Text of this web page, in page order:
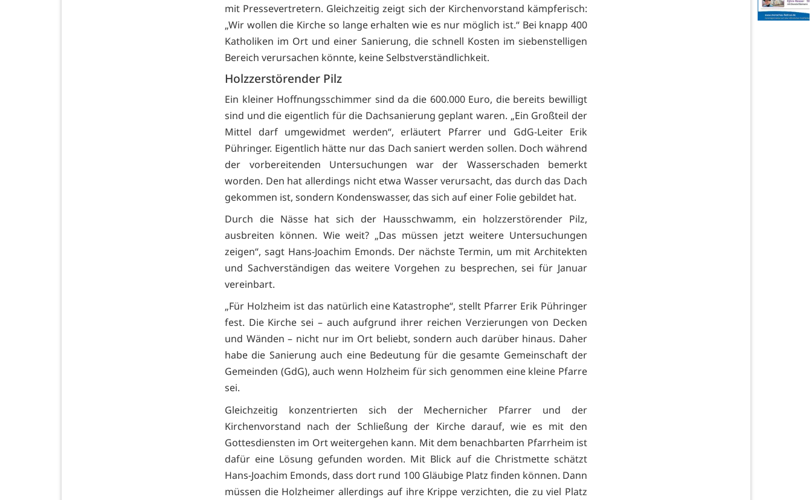
mit Pressevertretern. Gleichzeitig zeigt sich der Kirchenvorstand kämpferisch:
„Wir wollen die Kirche so lange erhalten wie es nur möglich ist.“ Bei knapp 400
Katholiken im Ort und einer Sanierung, die schnell Kosten im siebenstelligen
Bereich verursachen könnte, keine Selbstverständlichkeit.
Holzzerstörender Pilz
Ein kleiner Hoffnungsschimmer sind da die 600.000 Euro, die bereits bewilligt
sind und die eigentlich für die Dachsanierung geplant waren. „Ein Großteil der
Mittel darf umgewidmet werden“, erläutert Pfarrer und GdG-Leiter Erik
Pühringer. Eigentlich hätte nur das Dach saniert werden sollen. Doch während
der vorbereitenden Untersuchungen war der Wasserschaden bemerkt
worden. Den hat allerdings nicht etwa Wasser verursacht, das durch das Dach
gekommen ist, sondern Kondenswasser, das sich auf einer Folie gebildet hat.
Durch die Nässe hat sich der Hausschwamm, ein holzzerstörender Pilz,
ausbreiten können. Wie weit? „Das müssen jetzt weitere Untersuchungen
zeigen“, sagt Hans-Joachim Emonds. Der nächste Termin, um mit Architekten
und Sachverständigen das weitere Vorgehen zu besprechen, sei für Januar
vereinbart.
„Für Holzheim ist das natürlich eine Katastrophe“, stellt Pfarrer Erik Pühringer
fest. Die Kirche sei – auch aufgrund ihrer reichen Verzierungen von Decken
und Wänden – nicht nur im Ort beliebt, sondern auch darüber hinaus. Daher
habe die Sanierung auch eine Bedeutung für die gesamte Gemeinschaft der
Gemeinden (GdG), auch wenn Holzheim für sich genommen eine kleine Pfarre
sei.
Gleichzeitig konzentrierten sich der Mechernicher Pfarrer und der
Kirchenvorstand nach der Schließung der Kirche darauf, wie es mit den
Gottesdiensten im Ort weitergehen kann. Mit dem benachbarten Pfarrheim ist
dafür eine Lösung gefunden worden. Mit Blick auf die Christmette schätzt
Hans-Joachim Emonds, dass dort rund 100 Gläubige Platz finden können. Dann
müssen die Holzheimer allerdings auf ihre Krippe verzichten, die zu viel Platz